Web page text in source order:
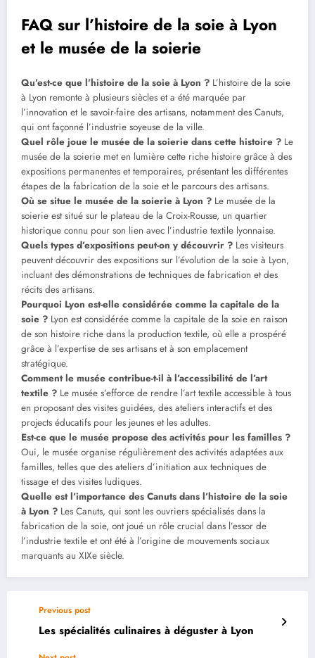
FAQ sur l’histoire de la soie à Lyon
et le musée de la soierie
Qu’est-ce que l’histoire de la soie à Lyon ? L’histoire de la soie
à Lyon remonte à plusieurs siècles et a été marquée par
l’innovation et le savoir-faire des artisans, notamment des Canuts,
qui ont façonné l’industrie soyeuse de la ville.
Quel rôle joue le musée de la soierie dans cette histoire ? Le
musée de la soierie met en lumière cette riche histoire grâce à des
expositions permanentes et temporaires, présentant les différentes
étapes de la fabrication de la soie et le parcours des artisans.
Où se situe le musée de la soierie à Lyon ? Le musée de la
soierie est situé sur le plateau de la Croix-Rousse, un quartier
historique connu pour son lien avec l’industrie textile lyonnaise.
Quels types d’expositions peut-on y découvrir ? Les visiteurs
peuvent découvrir des expositions sur l’évolution de la soie à Lyon,
incluant des démonstrations de techniques de fabrication et des
récits des artisans.
Pourquoi Lyon est-elle considérée comme la capitale de la
soie ? Lyon est considérée comme la capitale de la soie en raison
de son histoire riche dans la production textile, où elle a prospéré
grâce à l’expertise de ses artisans et à son emplacement
stratégique.
Comment le musée contribue-t-il à l’accessibilité de l’art
textile ? Le musée s’efforce de rendre l’art textile accessible à tous
en proposant des visites guidées, des ateliers interactifs et des
projects éducatifs pour les jeunes et les adultes.
Est-ce que le musée propose des activités pour les familles ?
Oui, le musée organise régulièrement des activités adaptées aux
familles, telles que des ateliers d’initiation aux techniques de
tissage et des visites ludiques.
Quelle est l’importance des Canuts dans l’histoire de la soie
à Lyon ? Les Canuts, qui sont les ouvriers spécialisés dans la
fabrication de la soie, ont joué un rôle crucial dans l’essor de
l’industrie textile et ont été à l’origine de mouvements sociaux
marquants au XIXe siècle.
Previous post
Les spécialités culinaires à déguster à Lyon